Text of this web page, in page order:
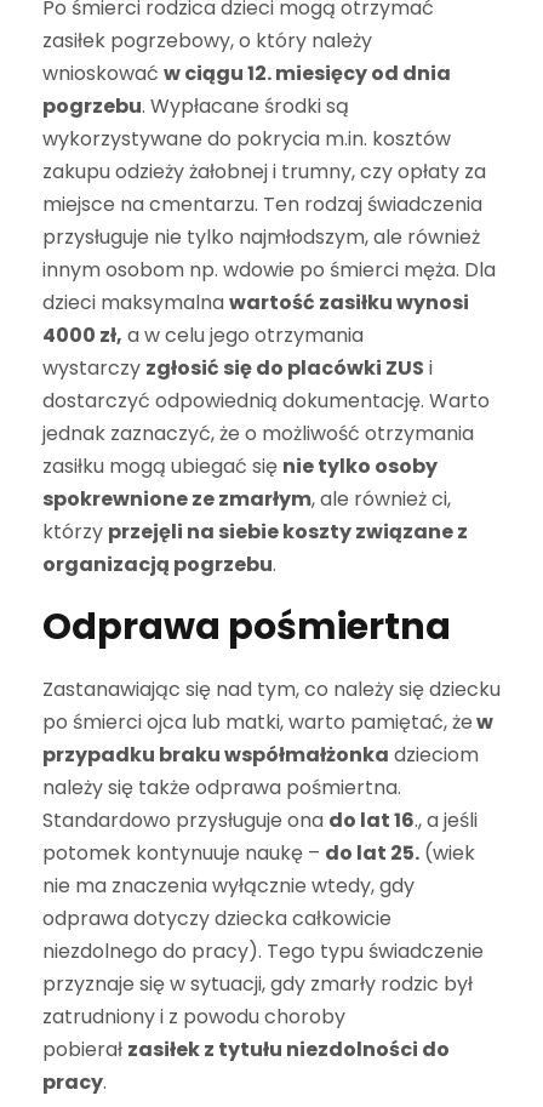
Po śmierci rodzica dzieci mogą otrzymać
zasiłek pogrzebowy, o który należy
wnioskować w ciągu 12. miesięcy od dnia
pogrzebu. Wypłacane środki są
wykorzystywane do pokrycia m.in. kosztów
zakupu odzieży żałobnej i trumny, czy opłaty za
miejsce na cmentarzu. Ten rodzaj świadczenia
przysługuje nie tylko najmłodszym, ale również
innym osobom np. wdowie po śmierci męża. Dla
dzieci maksymalnawartość zasiłku wynosi
4000 zł, a w celu jego otrzymania
wystarczy zgłosić się do placówki ZUS i
dostarczyć odpowiednią dokumentację. Warto
jednak zaznaczyć, że o możliwość otrzymania
zasiłku mogą ubiegać się nie tylko osoby
spokrewnione ze zmarłym, ale również ci,
którzy przejęli na siebie koszty związane z
organizacją pogrzebu.
Odprawa pośmiertna
Zastanawiając się nad tym, co należy się dziecku
po śmierci ojca lub matki, warto pamiętać, żew
przypadku braku współmałżonka dzieciom
należy się także odprawa pośmiertna.
Standardowo przysługuje ona do lat 16., a jeśli
potomek kontynuuje naukę – do lat 25. (wiek
nie ma znaczenia wyłącznie wtedy, gdy
odprawa dotyczy dziecka całkowicie
niezdolnego do pracy). Tego typu świadczenie
przyznaje się w sytuacji, gdy zmarły rodzic był
zatrudniony i z powodu choroby
pobierał zasiłek z tytułu niezdolności do
pracy.